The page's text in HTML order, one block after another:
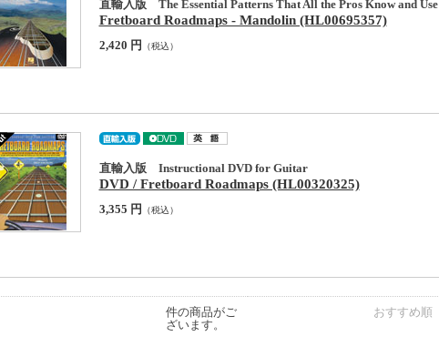
直輸入版 The Essential Patterns That All the Pros Know and Use
Fretboard Roadmaps - Mandolin (HL00695357)
2,420 円 （税込）
直輸入版 Instructional DVD for Guitar
DVD / Fretboard Roadmaps (HL00320325)
3,355 円 （税込）
件の商品がご
ざいます。
おすすめ順